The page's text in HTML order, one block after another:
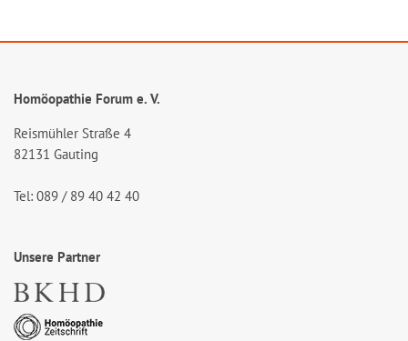
Homöopathie Forum e. V.
Reismühler Straße 4
82131 Gauting
Tel: 089 / 89 40 42 40
Unsere Partner